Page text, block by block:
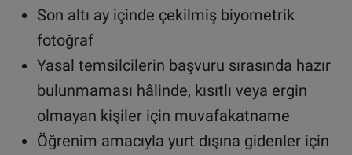
Son altı ay içinde çekilmiş biyometrik
fotoğraf
Yasal temsilcilerin başvuru sırasında hazır
bulunmaması hâlinde, kısıtlı veya ergin
olmayan kişiler için muvafakatname
Öğrenim amacıyla yurt dışına gidenler için